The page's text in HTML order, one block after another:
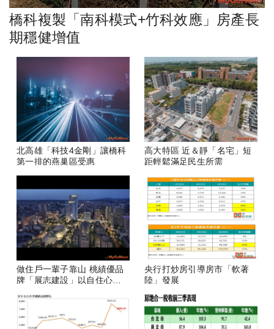
橋科複製「南科模式+竹科效應」房產長
期穩健增值
北高雄「科技4金剛」讓橋科
第一排的燕巢區受惠
高大特區 近＆靜「名宅」短
距輕鬆滿足民生所需
做住戶一輩子靠山 桃績優品
牌「展志建設」以自住心蓋
央行打炒房引導房市「軟著
陸」發展